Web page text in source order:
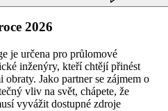
2026
je určena pro průlomové
inženýry, kteří chtějí přinést
Jako partner se zájmem o
vliv na svět, chápete, že
vyvážit dostupné zdroje